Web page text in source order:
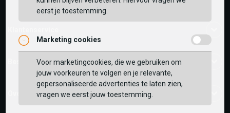
Bestelinformatie
Over ons
eerst je toestemming.
Marketing cookies
Voor marketingcookies, die we gebruiken om
jouw voorkeuren te volgen en je relevante,
gepersonaliseerde advertenties te laten zien,
vragen we eerst jouw toestemming.